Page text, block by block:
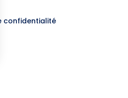
confidentialité
Options
de confidentialité, en